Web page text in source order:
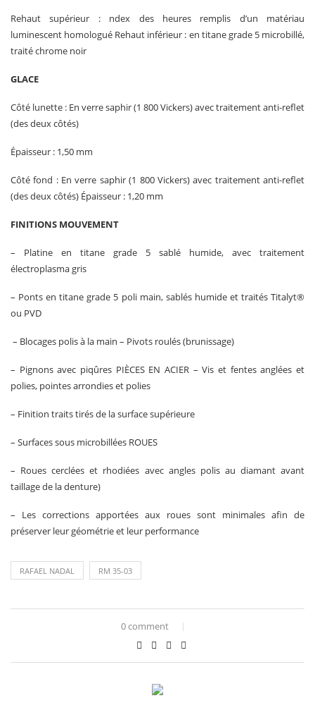
Rehaut supérieur : ndex des heures remplis d’un matériau
luminescent homologué Rehaut inférieur : en titane grade 5 microbillé,
traité chrome noir
GLACE
Côté lunette : En verre saphir (1 800 Vickers) avec traitement anti-reflet
(des deux côtés)
Épaisseur : 1,50 mm
Côté fond : En verre saphir (1 800 Vickers) avec traitement anti-reflet
(des deux côtés) Épaisseur : 1,20 mm
FINITIONS MOUVEMENT
– Platine en titane grade 5 sablé humide, avec traitement
électroplasma gris
– Ponts en titane grade 5 poli main, sablés humide et traités Titalyt®
ou PVD
– Blocages polis à la main – Pivots roulés (brunissage)
– Pignons avec piqûres PIÈCES EN ACIER – Vis et fentes anglées et
polies, pointes arrondies et polies
– Finition traits tirés de la surface supérieure
– Surfaces sous microbillées ROUES
– Roues cerclées et rhodiées avec angles polis au diamant avant
taillage de la denture)
– Les corrections apportées aux roues sont minimales afin de
préserver leur géométrie et leur performance
RAFAEL NADAL RM 35-03
0 comment